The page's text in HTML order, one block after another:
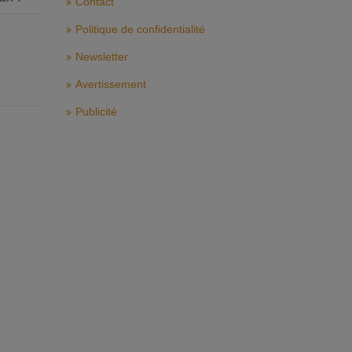
Politique de confidentialité
Newsletter
Avertissement
Publicité